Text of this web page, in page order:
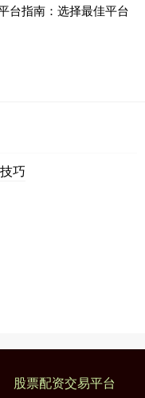
台指南：选择最佳平台
巧
股票配资交易平台